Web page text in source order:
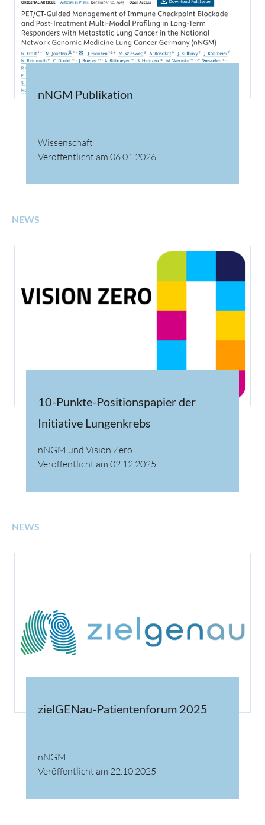
nNGM Publikation
Wissenschaft
Veröffentlicht am 06.01.2026
NEWS
10-Punkte-Positionspapier der
Initiative Lungenkrebs
nNGM und Vision Zero
Veröffentlicht am 02.12.2025
NEWS
zielGENau-Patientenforum 2025
nNGM
Veröffentlicht am 22.10.2025